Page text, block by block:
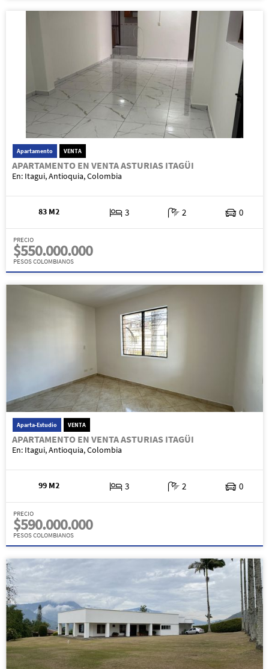
Apartamento VENTA
APARTAMENTO EN VENTA ASTURIAS ITAGÜI
En: Itagui, Antioquia, Colombia
83 M2 3 2 0
PRECIO
$550.000.000
PESOS COLOMBIANOS
Aparta-Estudio VENTA
APARTAMENTO EN VENTA ASTURIAS ITAGÜI
En: Itagui, Antioquia, Colombia
99 M2 3 2 0
PRECIO
$590.000.000
PESOS COLOMBIANOS